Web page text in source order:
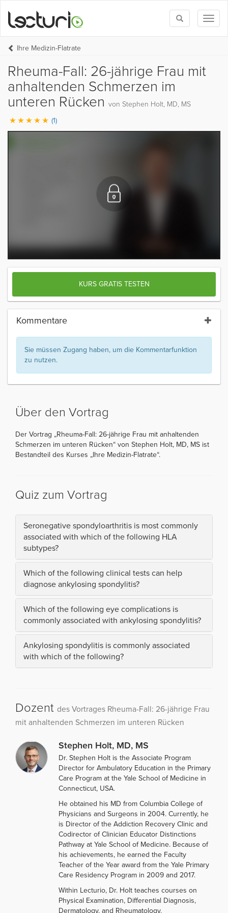
Toggle
search
Ihre Medizin-Flatrate
Rheuma-Fall: 26-jährige Frau mit
anhaltenden Schmerzen im
unteren Rücken von Stephen Holt, MD, MS
(1)
KURS GRATIS TESTEN
Kommentare
Sie müssen Zugang haben, um die Kommentarfunktion
zu nutzen.
Über den Vortrag
Der Vortrag „Rheuma-Fall: 26-jährige Frau mit anhaltenden
Schmerzen im unteren Rücken“ von Stephen Holt, MD, MS ist
Bestandteil des Kurses „Ihre Medizin-Flatrate“.
Quiz zum Vortrag
Seronegative spondyloarthritis is most commonly
associated with which of the following HLA
subtypes?
Which of the following clinical tests can help
diagnose ankylosing spondylitis?
Which of the following eye complications is
commonly associated with ankylosing spondylitis?
Ankylosing spondylitis is commonly associated
with which of the following?
Dozent des Vortrages Rheuma-Fall: 26-jährige Frau
mit anhaltenden Schmerzen im unteren Rücken
Stephen Holt, MD, MS
Dr. Stephen Holt is the Associate Program
Director for Ambulatory Education in the Primary
Care Program at the Yale School of Medicine in
Connecticut, USA.
He obtained his MD from Columbia College of
Physicians and Surgeons in 2004. Currently, he
is Director of the Addiction Recovery Clinic and
Codirector of Clinician Educator Distinctions
Pathway at Yale School of Medicine. Because of
his achievements, he earned the Faculty
Teacher of the Year award from the Yale Primary
Care Residency Program in 2009 and 2017.
Within Lecturio, Dr. Holt teaches courses on
Physical Examination, Differential Diagnosis,
Dermatology, and Rheumatology.